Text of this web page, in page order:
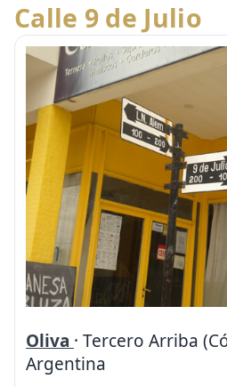
Calle 9 de Julio
Oliva · Tercero Arriba
Argentina